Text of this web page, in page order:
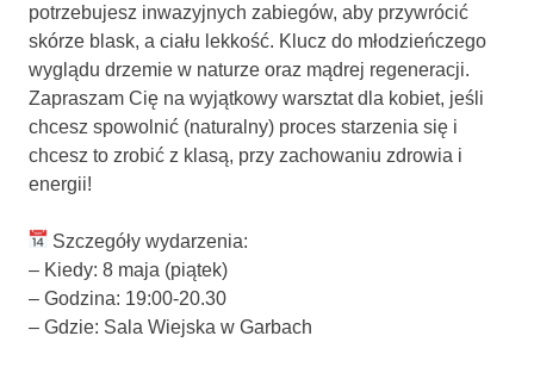
potrzebujesz inwazyjnych zabiegów, aby przywrócić
skórze blask, a ciału lekkość. Klucz do młodzieńczego
wyglądu drzemie w naturze oraz mądrej regeneracji.
Zapraszam Cię na wyjątkowy warsztat dla kobiet, jeśli
chcesz spowolnić (naturalny) proces starzenia się i
chcesz to zrobić z klasą, przy zachowaniu zdrowia i
energii!
Szczegóły wydarzenia:
– Kiedy: 8 maja (piątek)
– Godzina: 19:00-20.30
– Gdzie: Sala Wiejska w Garbach